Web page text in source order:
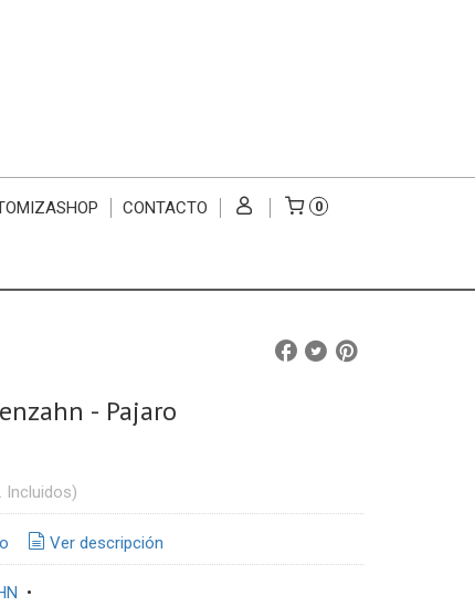
CONTACTO 0
- Pajaro
Incluidos)
Ver descripción
•